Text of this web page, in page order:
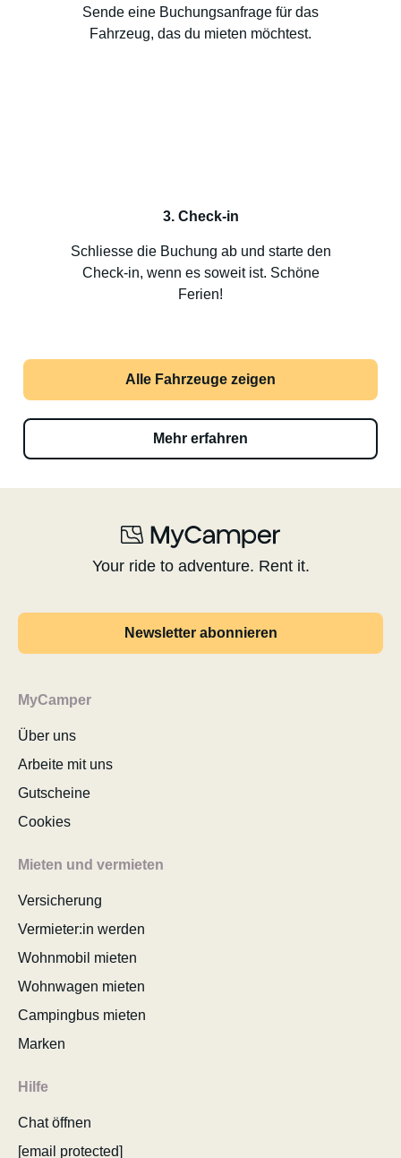
Sende eine Buchungsanfrage für das
Fahrzeug, das du mieten möchtest.
3. Check-in
Schliesse die Buchung ab und starte den
Check-in, wenn es soweit ist. Schöne
Ferien!
Alle Fahrzeuge zeigen
Mehr erfahren
Your ride to adventure. Rent it.
Newsletter abonnieren
MyCamper
Über uns
Arbeite mit uns
Gutscheine
Cookies
Mieten und vermieten
Versicherung
Vermieter:in werden
Wohnmobil mieten
Wohnwagen mieten
Campingbus mieten
Marken
Hilfe
Chat öffnen
[email protected]